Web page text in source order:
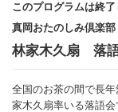
このプログラムは終了
真岡おたのしみ倶楽部
林家木久扇 落
全国のお茶の間で長
家木久扇率いる落語会